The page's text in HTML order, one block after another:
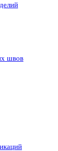
швов